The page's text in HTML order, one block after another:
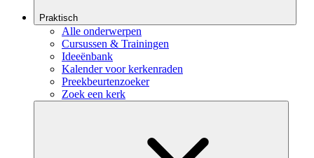
Praktisch
Alle onderwerpen
Cursussen & Trainingen
Ideeënbank
Kalender voor kerkenraden
Preekbeurtenzoeker
Zoek een kerk